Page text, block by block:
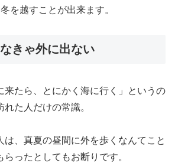
を越すことが出来ます。
きゃ外に出ない
来たら、とにかく海に行く」というの
た人だけの常識。
は、真夏の昼間に外を歩くなんてこと
ったとしてもお断りです。